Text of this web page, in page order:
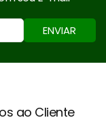
ENVIAR
ao Cliente